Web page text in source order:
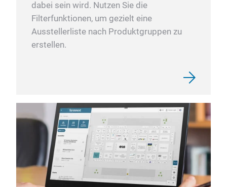
dabei sein wird. Nutzen Sie die
Filterfunktionen, um gezielt eine
Ausstellerliste nach Produktgruppen zu
erstellen.